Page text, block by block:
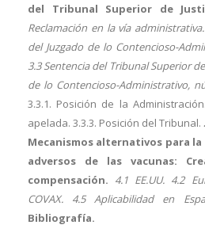
del Tribunal Superior de
Reclamación en la vía
del Juzgado de lo Contencioso-
3.3 Sentencia del Tribunal Superior
de lo Contencioso-Administrativo,
3.3.1. Posición de la
apelada. 3.3.3. Posición del Tribunal.
Mecanismos alternativos para
adversos de las vacunas:
compensación. 4.1 EE.UU. 4.2
COVAX. 4.5 Aplicabilidad en
Bibliografía.